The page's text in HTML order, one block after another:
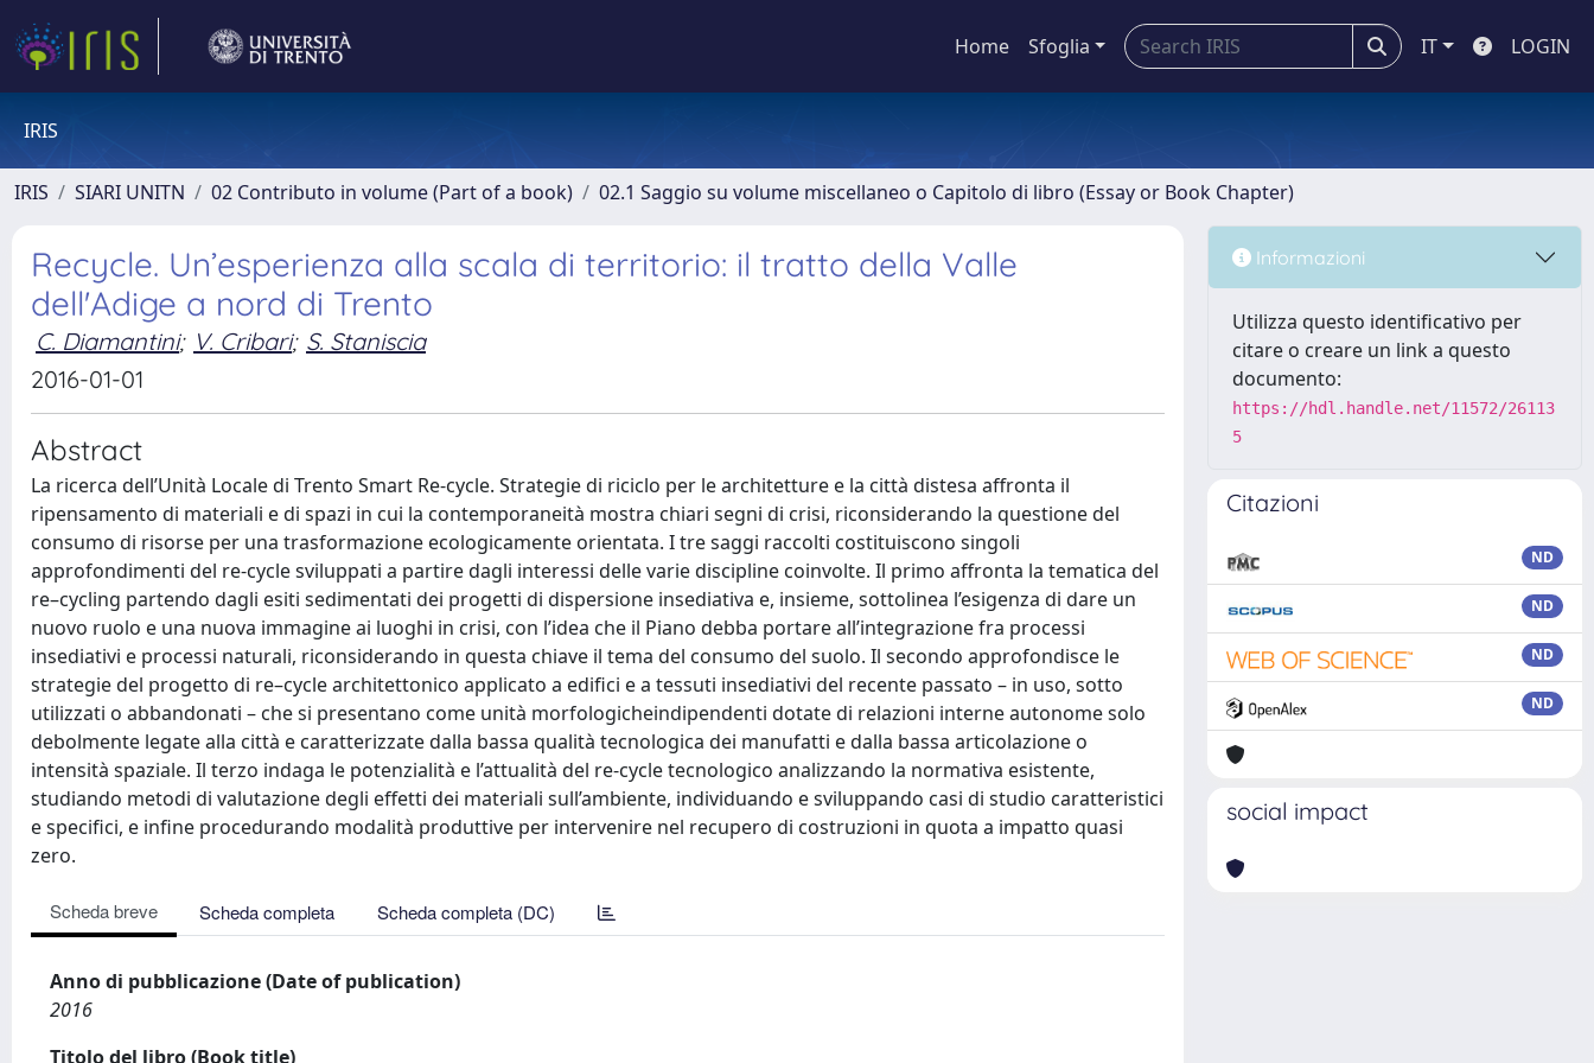
Home Sfoglia IT LOGIN
IRIS
IRIS SIARI UNITN 02 Contributo in volume (Part of a book) 02.1 Saggio su volume miscellaneo o Capitolo di libro (Essay or Book Chapter)
Recycle. Un’esperienza alla scala di territorio: il tratto della Valle
dell'Adige a nord di Trento
C. Diamantini; V. Cribari; S. Staniscia
2016-01-01
Abstract
La ricerca dell’Unità Locale di Trento Smart Re-cycle. Strategie di riciclo per le architetture e la città distesa affronta il
ripensamento di materiali e di spazi in cui la contemporaneità mostra chiari segni di crisi, riconsiderando la questione del
consumo di risorse per una trasformazione ecologicamente orientata. I tre saggi raccolti costituiscono singoli
approfondimenti del re-cycle sviluppati a partire dagli interessi delle varie discipline coinvolte. Il primo affronta la tematica del
re–cycling partendo dagli esiti sedimentati dei progetti di dispersione insediativa e, insieme, sottolinea l’esigenza di dare un
nuovo ruolo e una nuova immagine ai luoghi in crisi, con l’idea che il Piano debba portare all’integrazione fra processi
insediativi e processi naturali, riconsiderando in questa chiave il tema del consumo del suolo. Il secondo approfondisce le
strategie del progetto di re–cycle architettonico applicato a edifici e a tessuti insediativi del recente passato – in uso, sotto
utilizzati o abbandonati – che si presentano come unità morfologicheindipendenti dotate di relazioni interne autonome solo
debolmente legate alla città e caratterizzate dalla bassa qualità tecnologica dei manufatti e dalla bassa articolazione o
intensità spaziale. Il terzo indaga le potenzialità e l’attualità del re-cycle tecnologico analizzando la normativa esistente,
studiando metodi di valutazione degli effetti dei materiali sull’ambiente, individuando e sviluppando casi di studio caratteristici
e specifici, e infine procedurando modalità produttive per intervenire nel recupero di costruzioni in quota a impatto quasi
zero.
Scheda breve Scheda completa Scheda completa (DC)
Anno di pubblicazione (Date of publication)
2016
Titolo del libro (Book title)
Informazioni
Utilizza questo identificativo per
citare o creare un link a questo
documento:
https://hdl.handle.net/11572/26113
5
Citazioni
ND
ND
ND
ND
social impact